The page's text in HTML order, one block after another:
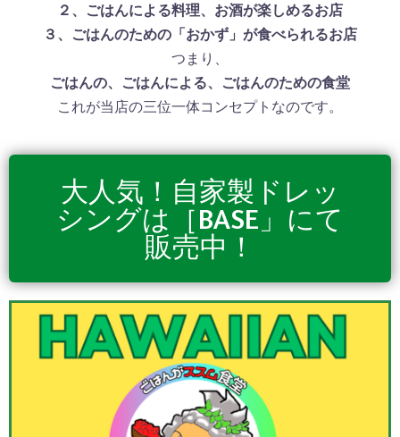
２、ごはんによる料理、お酒が楽しめるお店
３、ごはんのための「おかず」が食べられるお店
つまり、
ごはんの、ごはんによる、ごはんのための食堂
これが当店の三位一体コンセプトなのです。
大人気！自家製ドレッ
シングは［BASE」にて
販売中！